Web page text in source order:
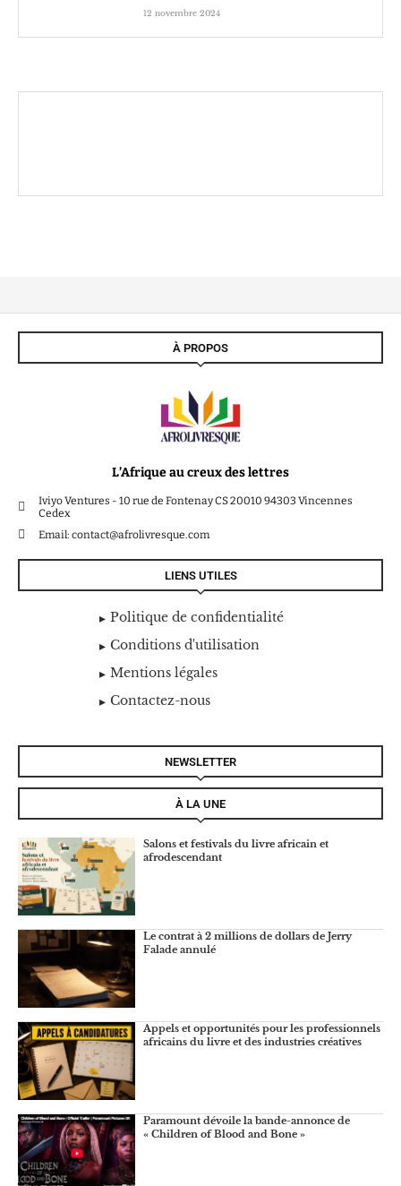
12 novembre 2024
À PROPOS
L’Afrique au creux des lettres
Iviyo Ventures - 10 rue de Fontenay CS 20010 94303 Vincennes
Cedex
Email: contact@afrolivresque.com
LIENS UTILES
Politique de confidentialité
Conditions d'utilisation
Mentions légales
Contactez-nous
NEWSLETTER
À LA UNE
Salons et festivals du livre africain et
afrodescendant
Le contrat à 2 millions de dollars de Jerry
Falade annulé
Appels et opportunités pour les professionnels
africains du livre et des industries créatives
Paramount dévoile la bande-annonce de
« Children of Blood and Bone »